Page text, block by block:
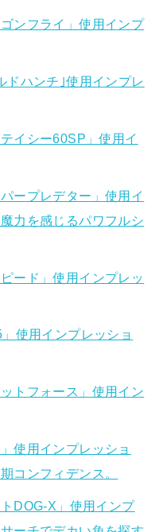
ンフライ」使用インプ
ドハンチ｣使用インプレ
イシー60SP」使用イ
ープレデター」使用イ
力を感じるパワフルシ
ード」使用インプレッ
使用インプレッショ
トフォース」使用イン
使用インプレッショ
コンフィデンス。
DOG-X」使用インプ